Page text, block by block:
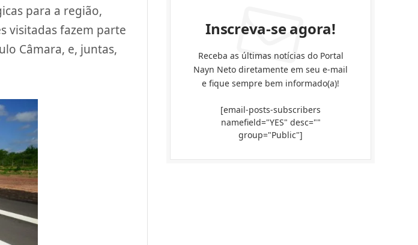
para a região,
visitadas fazem parte
Câmara, e, juntas,
Inscreva-se agora!
Receba as últimas notícias do Portal
Nayn Neto diretamente em seu e-mail
e fique sempre bem informado(a)!
[email-posts-subscribers
namefield="YES" desc=""
group="Public"]